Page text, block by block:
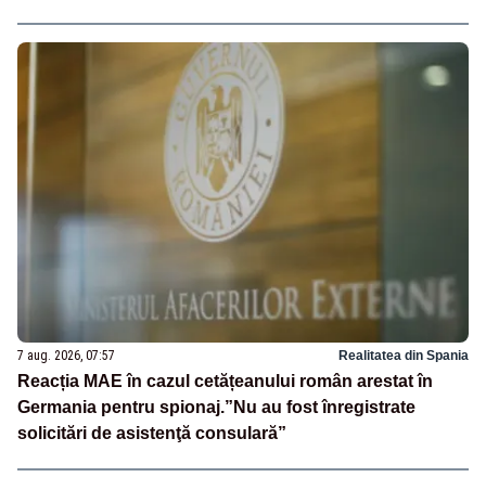
7 aug. 2026, 07:57 Realitatea din Spania
Reacția MAE în cazul cetățeanului român arestat în
Germania pentru spionaj.”Nu au fost înregistrate
solicitări de asistenţă consulară”